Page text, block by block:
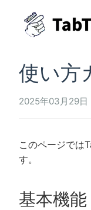
使い方
2025年03月29日
このページでは
す。
基本機能